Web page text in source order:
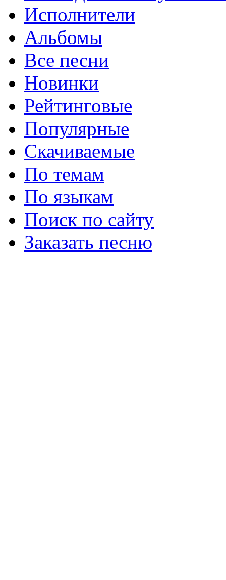
Исполнители
Альбомы
Все песни
Новинки
Рейтинговые
Популярные
Скачиваемые
По темам
По языкам
Поиск по сайту
Заказать песню